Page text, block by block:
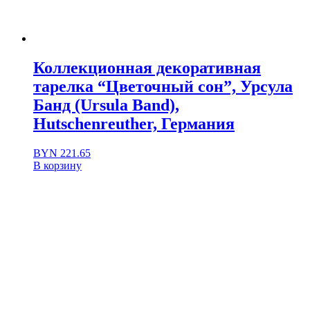
Коллекционная декоративная
тарелка “Цветочный сон”, Урсула
Банд (Ursula Band),
Hutschenreuther, Германия
BYN 221.65
В корзину